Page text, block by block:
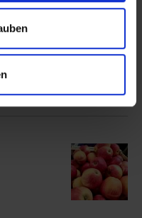
Freunde der Fotokunst.